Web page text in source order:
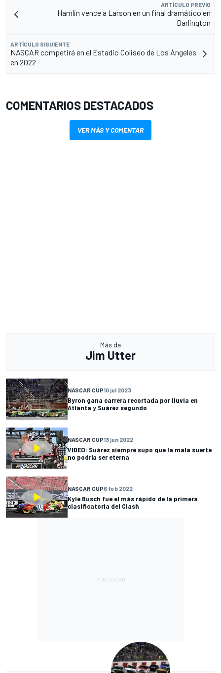
ARTÍCULO PREVIO
Hamlin vence a Larson en un final dramático en
Darlington
ARTÍCULO SIGUIENTE
NASCAR competirá en el Estadio Coliseo de Los Ángeles
en 2022
COMENTARIOS DESTACADOS
VER MÁS Y COMENTAR
Más de
Jim Utter
NASCAR CUP10 jul 2023
Byron gana carrera recortada por lluvia en
Atlanta y Suárez segundo
NASCAR CUP13 jun 2022
VIDEO: Suárez siempre supo que la mala suerte
no podría ser eterna
NASCAR CUP6 feb 2022
Kyle Busch fue el más rápido de la primera
clasificatoria del Clash